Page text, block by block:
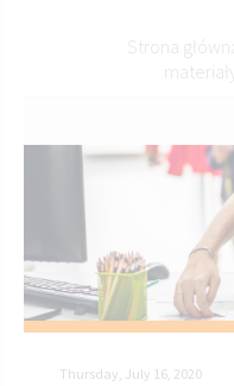
Strona
Thursday, July 16, 2020